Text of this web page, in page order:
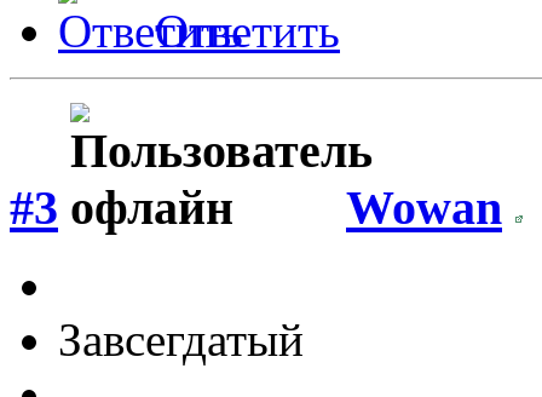
Ответить
#3 Wowan
Завсегдатый